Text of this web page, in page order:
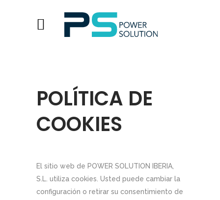
POLÍTICA DE
COOKIES
El sitio web de POWER SOLUTION IBERIA,
S.L. utiliza cookies. Usted puede cambiar la
configuración o retirar su consentimiento de